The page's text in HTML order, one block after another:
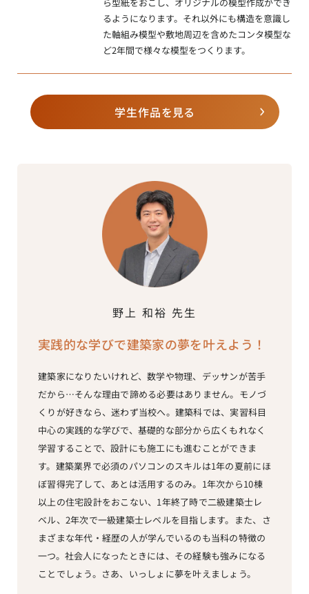
るようになります。それ以外にも構造を意識し
た軸組み模型や敷地周辺を含めたコンタ模型な
ど2年間で様々な模型をつくります。
学生作品を見る
野上 和裕 先生
実践的な学びで建築家の夢を叶えよう！
建築家になりたいけれど、数学や物理、デッサンが苦手
だから…そんな理由で諦める必要はありません。モノづ
くりが好きなら、迷わず当校へ。建築科では、実習科目
中心の実践的な学びで、基礎的な部分から広くもれなく
学習することで、設計にも施工にも進むことができま
す。建築業界で必須のパソコンのスキルは1年の夏前にほ
ぼ習得完了して、あとは活用するのみ。1年次から10棟
以上の住宅設計をおこない、1年終了時で二級建築士レ
ベル、2年次で一級建築士レベルを目指します。また、さ
まざまな年代・経歴の人が学んでいるのも当科の特徴の
一つ。社会人になったときには、その経験も強みになる
ことでしょう。さあ、いっしょに夢を叶えましょう。